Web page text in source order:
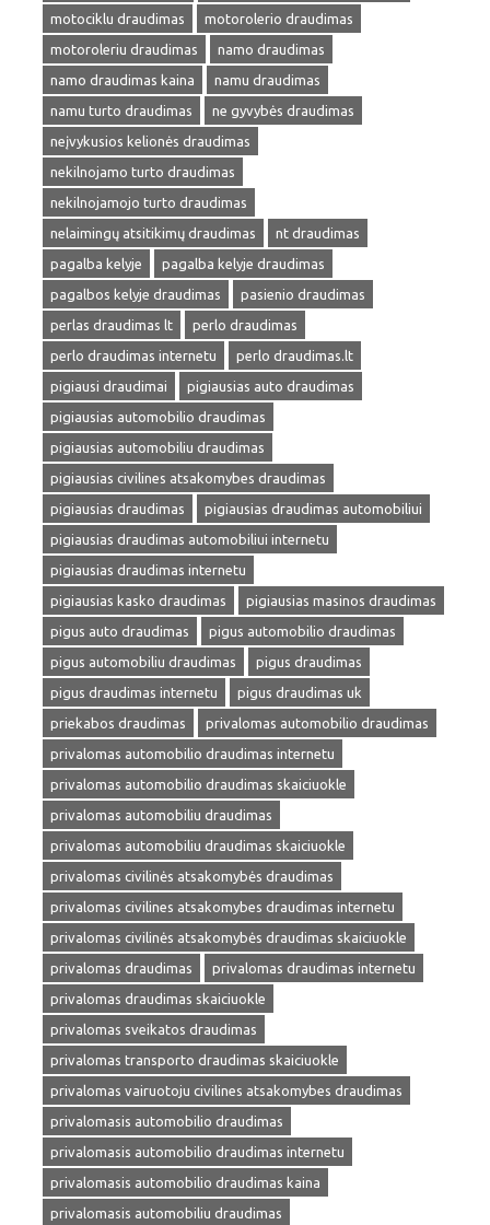
motociklu draudimas
motorolerio draudimas
motoroleriu draudimas
namo draudimas
namo draudimas kaina
namu draudimas
namu turto draudimas
ne gyvybės draudimas
neįvykusios kelionės draudimas
nekilnojamo turto draudimas
nekilnojamojo turto draudimas
nelaimingų atsitikimų draudimas
nt draudimas
pagalba kelyje
pagalba kelyje draudimas
pagalbos kelyje draudimas
pasienio draudimas
perlas draudimas lt
perlo draudimas
perlo draudimas internetu
perlo draudimas.lt
pigiausi draudimai
pigiausias auto draudimas
pigiausias automobilio draudimas
pigiausias automobiliu draudimas
pigiausias civilines atsakomybes draudimas
pigiausias draudimas
pigiausias draudimas automobiliui
pigiausias draudimas automobiliui internetu
pigiausias draudimas internetu
pigiausias kasko draudimas
pigiausias masinos draudimas
pigus auto draudimas
pigus automobilio draudimas
pigus automobiliu draudimas
pigus draudimas
pigus draudimas internetu
pigus draudimas uk
priekabos draudimas
privalomas automobilio draudimas
privalomas automobilio draudimas internetu
privalomas automobilio draudimas skaiciuokle
privalomas automobiliu draudimas
privalomas automobiliu draudimas skaiciuokle
privalomas civilinės atsakomybės draudimas
privalomas civilines atsakomybes draudimas internetu
privalomas civilinės atsakomybės draudimas skaiciuokle
privalomas draudimas
privalomas draudimas internetu
privalomas draudimas skaiciuokle
privalomas sveikatos draudimas
privalomas transporto draudimas skaiciuokle
privalomas vairuotoju civilines atsakomybes draudimas
privalomasis automobilio draudimas
privalomasis automobilio draudimas internetu
privalomasis automobilio draudimas kaina
privalomasis automobiliu draudimas